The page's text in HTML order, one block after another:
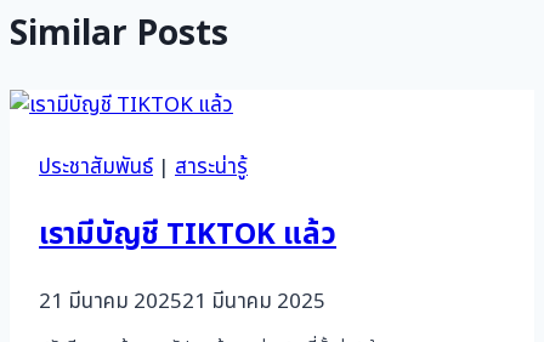
Similar Posts
ประชาสัมพันธ์| สาระน่ารู้
เรามีบัญชี TIKTOK แล้ว
21 มีนาคม 202521 มีนาคม 2025